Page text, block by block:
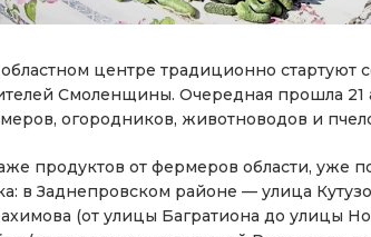
центре традиционно стартуют
Смоленщины. Очередная прошла 21
огородников, животноводов и
продуктов от фермеров области, уже
в Заднепровском районе — улица
(от улицы Багратиона до улицы